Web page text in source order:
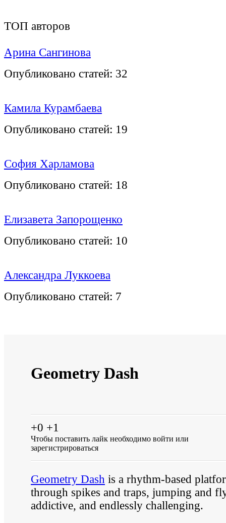
ТОП авторов
Арина Сангинова
Опубликовано статей: 32
Камила Курамбаева
Опубликовано статей: 19
София Харламова
Опубликовано статей: 18
Елизавета Запорощенко
Опубликовано статей: 10
Александра Луккоева
Опубликовано статей: 7
Geometry Dash
+0 +1
Чтобы поставить лайк необходимо войти или
зарегистрироваться
Geometry Dash is a rhythm-based
through spikes and traps, jumping and
addictive, and endlessly challenging.